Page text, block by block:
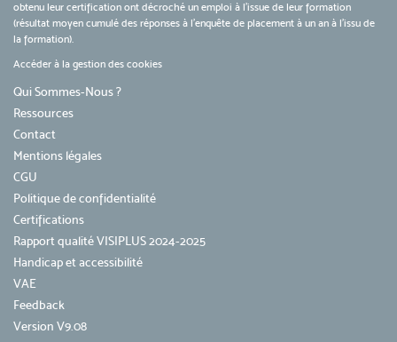
obtenu leur certification ont décroché un emploi à l'issue de leur formation
(résultat moyen cumulé des réponses à l'enquête de placement à un an à l'issu de
la formation).
Accéder à la gestion des cookies
Qui Sommes-Nous ?
Ressources
Contact
Mentions légales
CGU
Politique de confidentialité
Certifications
Rapport qualité VISIPLUS 2024-2025
Handicap et accessibilité
VAE
Feedback
Version V9.08